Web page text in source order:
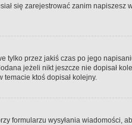
się zarejestrować zanim
tylko przez jakiś czas po jego
jeżeli nikt jeszcze nie dopisał
ktoś dopisał kolejny.
formularzu wysyłania wiadomości,